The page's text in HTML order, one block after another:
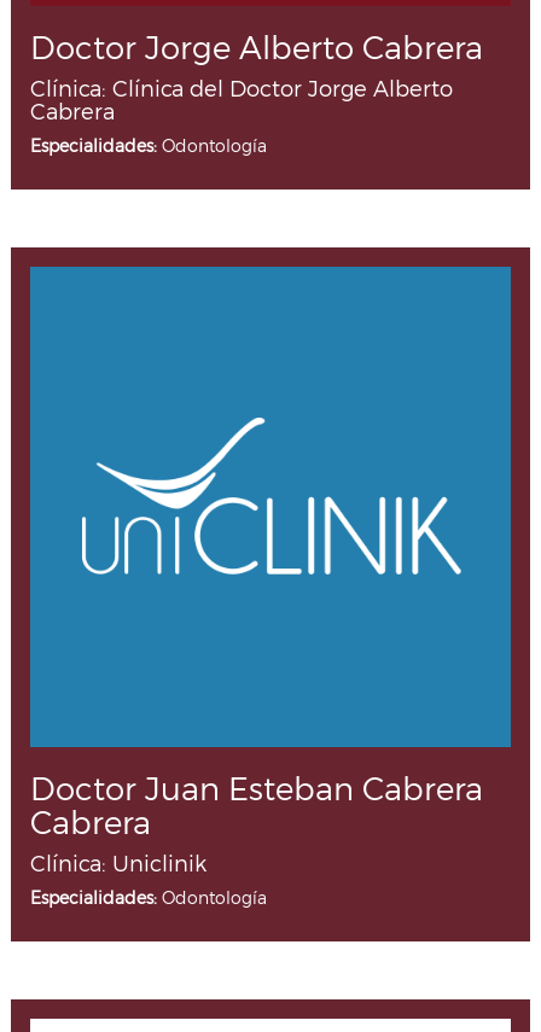
Doctor Jorge Alberto Cabrera
Clínica: Clínica del Doctor Jorge Alberto
Cabrera
Especialidades: Odontología
Doctor Juan Esteban Cabrera
Cabrera
Clínica: Uniclinik
Especialidades: Odontología